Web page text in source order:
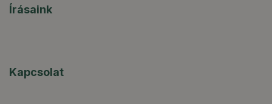
Írásaink
Kapcsolat